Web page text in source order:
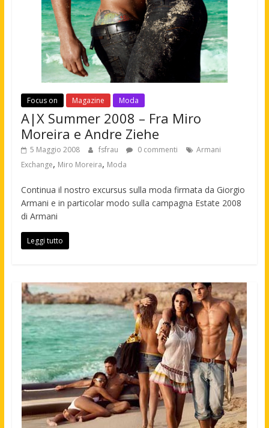
Focus on Magazine Moda
A|X Summer 2008 – Fra Miro
Moreira e Andre Ziehe
5 Maggio 2008 fsfrau 0 commenti
Armani
Exchange, Miro Moreira, Moda
Continua il nostro excursus sulla moda firmata da Giorgio
Armani e in particolar modo sulla campagna Estate 2008
di Armani
Leggi tutto